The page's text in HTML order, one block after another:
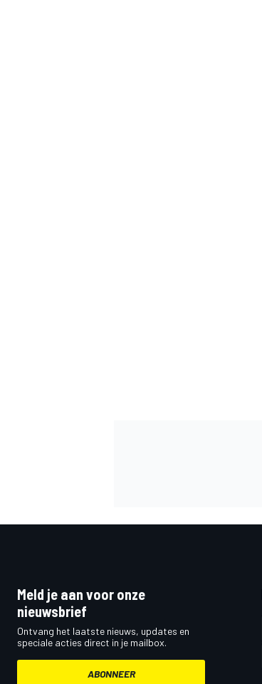
Meld je aan voor onze
nieuwsbrief
Ontvang het laatste nieuws, updates en
speciale acties direct in je mailbox.
ABONNEER